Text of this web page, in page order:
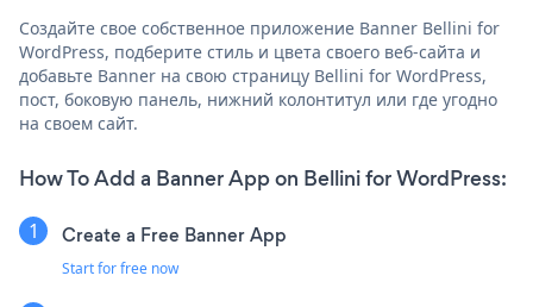
Создайте свое собственное приложение Banner Bellini for
WordPress, подберите стиль и цвета своего веб-сайта и
добавьте Banner на свою страницу Bellini for WordPress,
пост, боковую панель, нижний колонтитул или где угодно
на своем сайт.
How To Add a Banner App on Bellini for WordPress:
Create a Free Banner App
Start for free now